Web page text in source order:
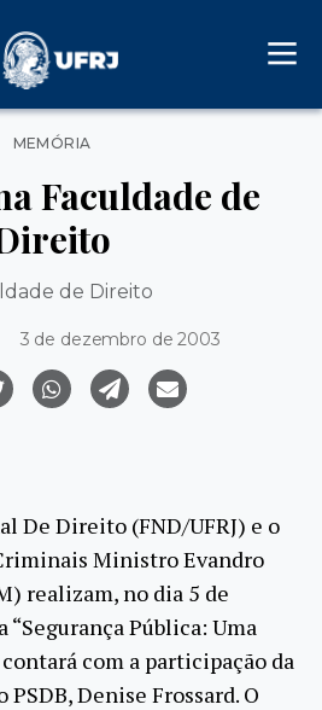
Categorias
MEMÓRIA
Faculdade de
de Direito
3 de dezembro de 2003
De Direito (FND/UFRJ) e o
Ministro Evandro
realizam, no dia 5 de
“Segurança Pública: Uma
com a participação da
Denise Frossard. O